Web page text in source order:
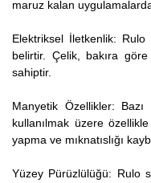
maruz kalan
Elektriksel İletkenlik:
belirtir. Çelik, bakıra
sahiptir.
Manyetik Özellikler:
kullanılmak üzere özellikle
yapma ve mıknatıslığı
Yüzey Pürüzlülüğü: Rulo